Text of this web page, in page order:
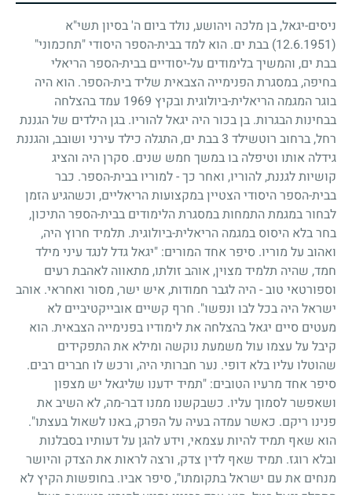
ניסים-יגאל, בן מלכה ויהושע, נולד ביום ה' בסיון תשי"א
(12.6.1951)
בבת ים. הוא למד בבית-הספר היסודי "תחכמוני"
בבת ים, והמשיך בלימודים על-יסודיים בבית-הספר הריאלי
בחיפה, במסגרת הפנימייה הצבאית שליד בית-הספר. הוא היה
בוגר המגמה הריאלית-ביולוגית ובקיץ 1969 עמד בהצלחה
בבחינות הבגרות. בן בכור היה יגאל להוריו. בגן הילדים של הגננת
רחל, ברחוב רוטשילד 3בבת ים, התגלה כילד עירני ושובב, והגננת
גידלה אותו וטיפלה בו במשך חמש שנים. סקרן היה והציג
קושיות לגננת, להוריו, ואחר כך-למוריו בבית-הספר. כבר
בבית-הספר היסודי הצטיין במקצועות הריאליים, וכשהגיע הזמן
לבחור במגמת התמחות במסגרת הלימודים בבית-הספר התיכון,
בחר בלא היסוס במגמה הריאלית-ביולוגית. תלמיד חרוץ היה,
ואהוב על מוריו. סיפר אחד המורים: "יגאל גדל לנגד עיני מילד
חמד, שהיה תלמיד מצוין, אוהב זולתו, מתאווה לאהבת רעים
וספורטאי טוב-היה לגבר חמודות, איש ישר, מסור ואחראי. אוהב
ישראל היה בכל לבו ונפשו". חרף קשיים אובייקטיביים לא
מעטים סיים יגאל בהצלחה את לימודיו בפנימייה הצבאית. הוא
קיבל על עצמו עול משמעת נוקשה ומילא את התפקידים
שהוטלו עליו בלא דופי. נער חברותי היה, ורכש לו חברים רבים.
סיפר אחד מרעיו הטובים: "תמיד ידענו שליגאל יש מצפון
ושאפשר לסמוך עליו. כשבקשנו ממנו דבר-מה, לא השיב את
פנינו ריקם. כאשר עמדה בעיה על הפרק, באנו לשאול בעצתו".
הוא שאף תמיד להיות עצמאי, וידע להגן על דעותיו בסבלנות
ובלא רוגז. תמיד שאף לדין צדק, ורצה לראות את הצדק והיושר
מנחים את עם ישראל בתקומתו", סיפר אביו. בחופשות הקיץ לא